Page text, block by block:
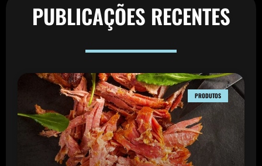
PUBLICAÇÕES RECENTES
PRODUTOS